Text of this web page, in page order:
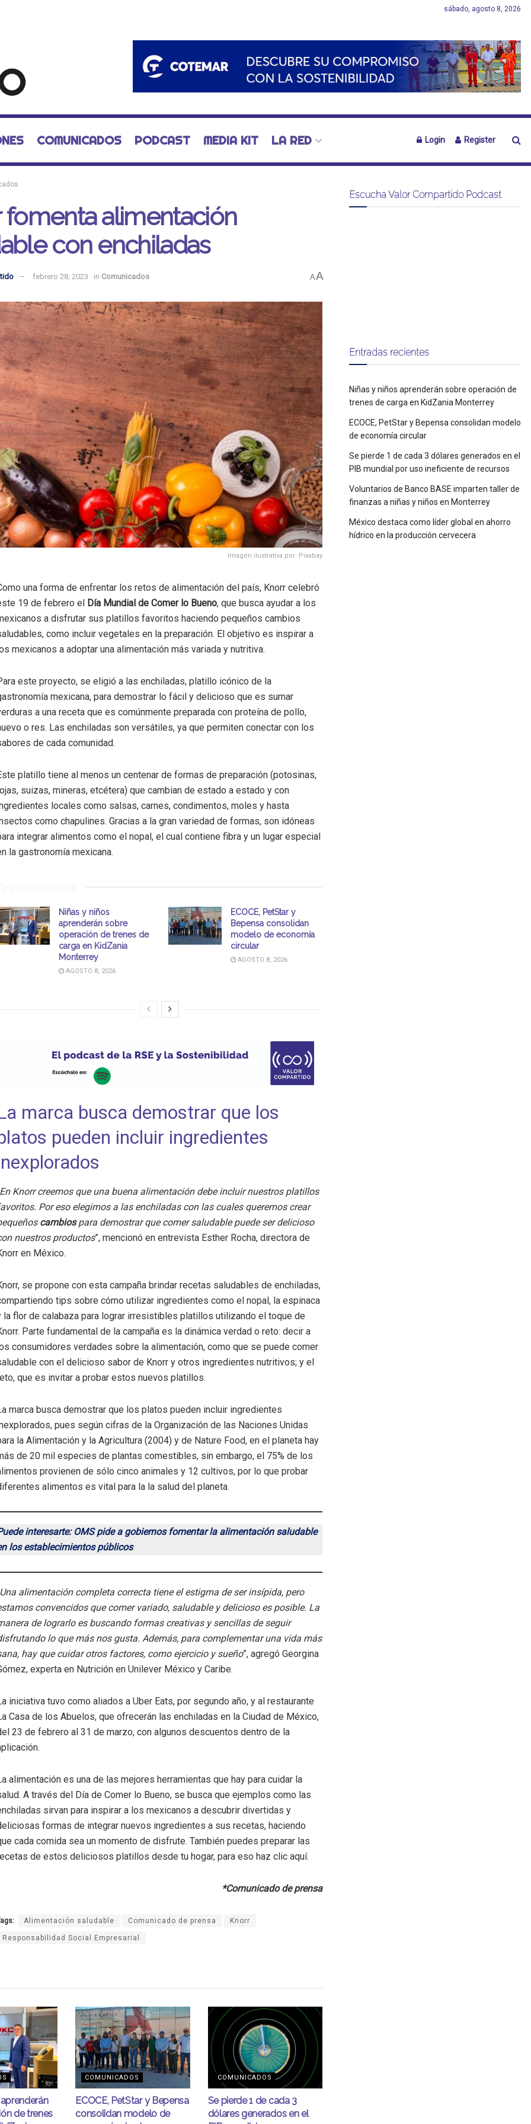
sábado, agosto 8, 2026
COMUNICADOS PODCAST MEDIA KIT LA RED Login Register
fomenta alimentación
con enchiladas
febrero 28, 2023 in Comunicados AA
Imagen ilustrativa por: Pixabay
una forma de enfrentar los retos de alimentación del país, Knorr celebró
19 de febrero el Día Mundial de Comer lo Bueno, que busca ayudar a los
a disfrutar sus platillos favoritos haciendo pequeños cambios
como incluir vegetales en la preparación. El objetivo es inspirar a
mexicanos a adoptar una alimentación más variada y nutritiva.
este proyecto, se eligió a las enchiladas, platillo icónico de la
mexicana, para demostrar lo fácil y delicioso que es sumar
a una receta que es comúnmente preparada con proteína de pollo,
o res. Las enchiladas son versátiles, ya que permiten conectar con los
de cada comunidad.
platillo tiene al menos un centenar de formas de preparación (potosinas,
suizas, mineras, etcétera) que cambian de estado a estado y con
locales como salsas, carnes, condimentos, moles y hasta
como chapulines. Gracias a la gran variedad de formas, son idóneas
integrar alimentos como el nopal, el cual contiene fibra y un lugar especial
la gastronomía mexicana.
puede interesar
Niñas y niños
aprenderán sobre
operación de trenes de
carga en KidZania
Monterrey
AGOSTO 8, 2026
ECOCE, PetStar y
Bepensa consolidan
modelo de economía
circular
AGOSTO 8, 2026
marca busca demostrar que los
pueden incluir ingredientes
En Knorr creemos que una buena alimentación debe incluir nuestros platillos
Por eso elegimos a las enchiladas con las cuales queremos crear
cambiospara demostrar que comer saludable puede ser delicioso
nuestros productos”, mencionó en entrevista Esther Rocha, directora de
en México.
se propone con esta campaña brindar recetas saludables de enchiladas,
tips sobre cómo utilizar ingredientes como el nopal, la espinaca
la flor de calabaza para lograr irresistibles platillos utilizando el toque de
Parte fundamental de la campaña es la dinámica verdad o reto: decir a
consumidores verdades sobre la alimentación, como que se puede comer
con el delicioso sabor de Knorr y otros ingredientes nutritivos; y el
que es invitar a probar estos nuevos platillos.
marca busca demostrar que los platos pueden incluir ingredientes
pues según cifras de la Organización de las Naciones Unidas
la Alimentación y la Agricultura (2004) y de Nature Food, en el planeta hay
de 20 mil especies de plantas comestibles, sin embargo, el 75% de los
provienen de sólo cinco animales y 12 cultivos, por lo que probar
alimentos es vital para la la salud del planeta.
interesarte: OMS pide a gobiernos fomentar la alimentación saludable
los establecimientos públicos
Una alimentación completa correcta tiene el estigma de ser insípida, pero
convencidos que comer variado, saludable y delicioso es posible. La
de lograrlo es buscando formas creativas y sencillas de seguir
lo que más nos gusta. Además, para complementar una vida más
hay que cuidar otros factores, como ejercicio y sueño”, agregó Georgina
experta en Nutrición en Unilever México y Caribe.
iniciativa tuvo como aliados a Uber Eats, por segundo año, y al restaurante
Casa de los Abuelos, que ofrecerán las enchiladas en la Ciudad de México,
23 de febrero al 31 de marzo, con algunos descuentos dentro de la
alimentación es una de las mejores herramientas que hay para cuidar la
A través del Día de Comer lo Bueno, se busca que ejemplos como las
sirvan para inspirar a los mexicanos a descubrir divertidas y
formas de integrar nuevos ingredientes a sus recetas, haciendo
cada comida sea un momento de disfrute. También puedes preparar las
de estos deliciosos platillos desde tu hogar, para eso haz clic aquí.
*Comunicado de prensa
Alimentación saludable Comunicado de prensa Knorr
Responsabilidad Social Empresarial
de trenes
COMUNICADOS
ECOCE, PetStar y Bepensa
consolidan modelo de
COMUNICADOS
Se pierde 1 de cada 3
dólares generados en el
Escucha Valor Compartido Podcast
Entradas recientes
Niñas y niños aprenderán sobre operación de
trenes de carga en KidZania Monterrey
ECOCE, PetStar y Bepensa consolidan modelo
de economía circular
Se pierde 1 de cada 3 dólares generados en el
PIB mundial por uso ineficiente de recursos
Voluntarios de Banco BASE imparten taller de
finanzas a niñas y niños en Monterrey
México destaca como líder global en ahorro
hídrico en la producción cervecera